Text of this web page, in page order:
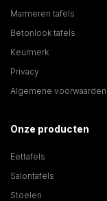
Marmeren tafels
Betonlook tafels
Keurmerk
Privacy
Algemene voorwaarden
Onze producten
Eettafels
Salontafels
Stoelen